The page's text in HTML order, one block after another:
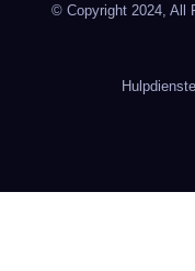
© Copyright 2024, All